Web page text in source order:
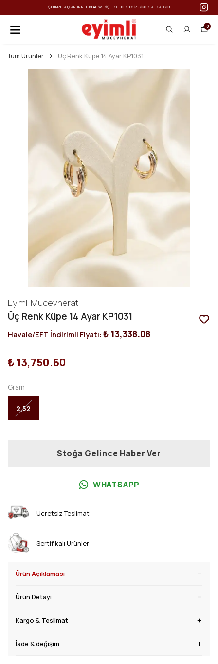
IŞILTINIZI TAÇLANDIRIN: TÜM ALIŞVERIŞLERDE ÜCRETSIZ SIGORTALI KARGO!
0
Tüm Ürünler Üç Renk Küpe 14 Ayar KP1031
Eyimli Mucevherat
Üç Renk Küpe 14 Ayar KP1031
Havale/EFT İndirimli Fiyatı:₺ 13,338.08
₺ 13,750.60
Gram
2,52
Stoğa Gelince Haber Ver
WHATSAPP
Ücretsiz Teslimat
Sertifikalı Ürünler
Ürün Açıklaması
Ürün Detayı
Kargo & Teslimat
İade & değişim